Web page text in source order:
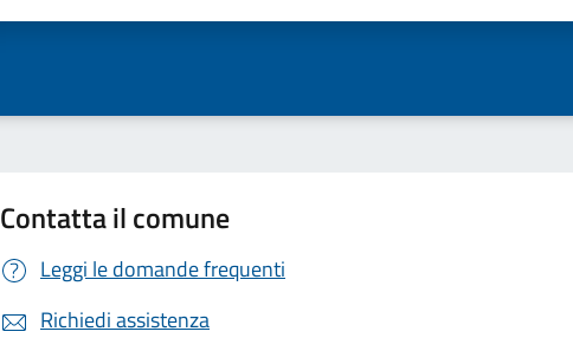
Contatta il comune
Leggi le domande frequenti
Richiedi assistenza